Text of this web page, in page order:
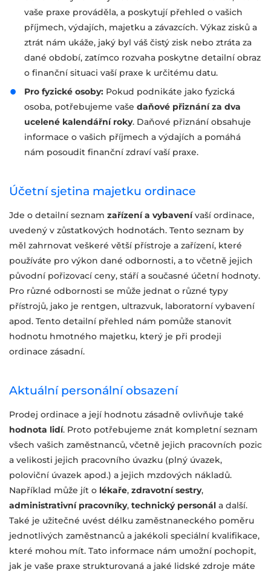
vaše praxe prováděla, a poskytují přehled o vašich
příjmech, výdajích, majetku a závazcích. Výkaz zisků a
ztrát nám ukáže, jaký byl váš čistý zisk nebo ztráta za
dané období, zatímco rozvaha poskytne detailní obraz
o finanční situaci vaší praxe k určitému datu.
Pro fyzické osoby: Pokud podnikáte jako fyzická
osoba, potřebujeme vaše daňové přiznání za dva
ucelené kalendářní roky. Daňové přiznání obsahuje
informace o vašich příjmech a výdajích a pomáhá
nám posoudit finanční zdraví vaší praxe.
Účetní sjetina majetku ordinace
Jde o detailní seznam zařízení a vybavenívaší ordinace,
uvedený v zůstatkových hodnotách. Tento seznam by
měl zahrnovat veškeré větší přístroje a zařízení, které
používáte pro výkon dané odbornosti, a to včetně jejich
původní pořizovací ceny, stáří a současné účetní hodnoty.
Pro různé odbornosti se může jednat o různé typy
přístrojů, jako je rentgen, ultrazvuk, laboratorní vybavení
apod. Tento detailní přehled nám pomůže stanovit
hodnotu hmotného majetku, který je při prodeji
ordinace zásadní.
Aktuální personální obsazení
Prodej ordinace a její hodnotu zásadně ovlivňuje také
hodnota lidí. Proto potřebujeme znát kompletní seznam
všech vašich zaměstnanců, včetně jejich pracovních pozic
a velikosti jejich pracovního úvazku (plný úvazek,
poloviční úvazek apod.) a jejich mzdových nákladů.
Například může jít o lékaře, zdravotní sestry,
administrativní pracovníky, technický personál a další.
Také je užitečné uvést délku zaměstnaneckého poměru
jednotlivých zaměstnanců a jakékoli speciální kvalifikace,
které mohou mít. Tato informace nám umožní pochopit,
jak je vaše praxe strukturovaná a jaké lidské zdroje máte